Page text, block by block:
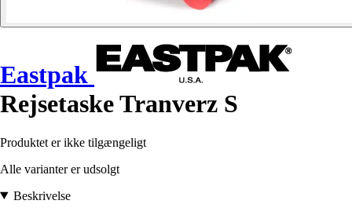
Eastpak
Rejsetaske Tranverz S
Produktet er ikke tilgængeligt
Alle varianter er udsolgt
Beskrivelse